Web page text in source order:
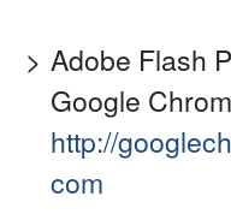
Adobe Flash
Google
http://
com